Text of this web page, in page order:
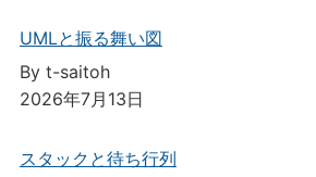
UMLと振る舞い図
By t-saitoh
2026年7月13日
スタックと待ち行列